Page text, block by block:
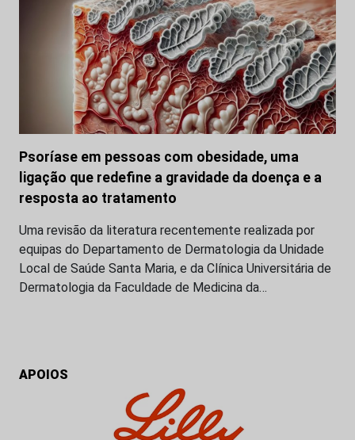
Psoríase em pessoas com obesidade, uma
ligação que redefine a gravidade da doença e a
resposta ao tratamento
Uma revisão da literatura recentemente realizada por
equipas do Departamento de Dermatologia da Unidade
Local de Saúde Santa Maria, e da Clínica Universitária de
Dermatologia da Faculdade de Medicina da…
APOIOS